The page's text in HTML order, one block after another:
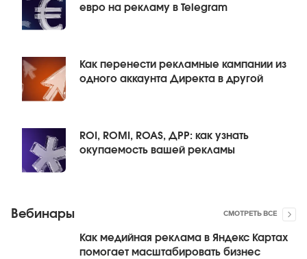
евро на рекламу в Telegram
Как перенести рекламные кампании из
одного аккаунта Директа в другой
ROI, ROMI, ROAS, ДРР: как узнать
окупаемость вашей рекламы
Вебинары СМОТРЕТЬ ВСЕ
Как медийная реклама в Яндекс Картах
помогает масштабировать бизнес